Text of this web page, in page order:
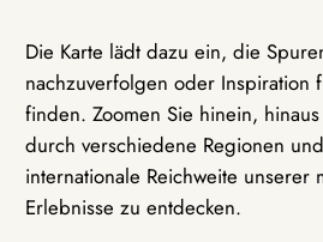
Die Karte lädt dazu ein, die
nachzuverfolgen oder Inspiration
finden. Zoomen Sie hinein,
durch verschiedene Regionen
internationale Reichweite unserer
Erlebnisse zu entdecken.